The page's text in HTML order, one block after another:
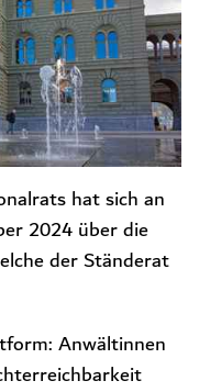
hat sich an
2024 über die
der Ständerat
Anwältinnen